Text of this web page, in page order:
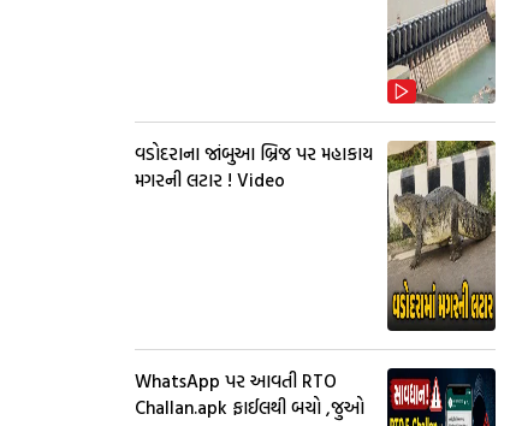
વડોદરાના જાંબુઆ બ્રિજ પર મહાકાય
મગરની લટાર ! Video
WhatsApp પર આવતી RTO
Challan.apk ફાઈલથી બચો ,જુઓ